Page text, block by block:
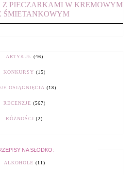
Z PIECZARKAMI W KREMOWYM
ŚMIETANKOWYM
ARTYKUŁ (46)
KONKURSY (15)
OSIĄGNIĘCIA (18)
RECENZJE (567)
RÓŻNOŚCI (2)
NA SŁODKO:
ALKOHOLE (11)